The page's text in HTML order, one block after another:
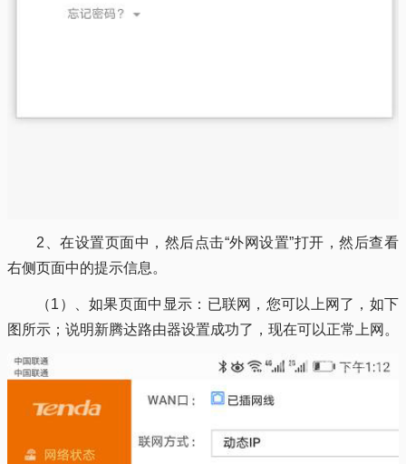
2、在设置页面中，然后点击“外网设置”打开，然后查看
右侧页面中的提示信息。
（1）、如果页面中显示：已联网，您可以上网了，如下
图所示；说明新腾达路由器设置成功了，现在可以正常上网。